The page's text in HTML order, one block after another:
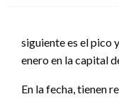
siguiente es el pico
enero en la capital
En la fecha, tienen